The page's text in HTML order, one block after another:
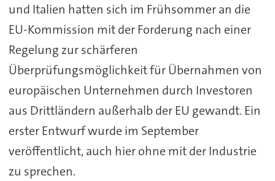
und Italien hatten sich im Frühsommer an die
EU-Kommission mit der Forderung nach einer
Regelung zur schärferen
Überprüfungsmöglichkeit für Übernahmen von
europäischen Unternehmen durch Investoren
aus Drittländern außerhalb der EU gewandt. Ein
erster Entwurf wurde im September
veröffentlicht, auch hier ohne mit der Industrie
zu sprechen.